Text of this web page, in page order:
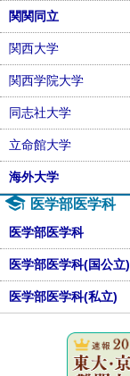
関関同立
関西大学
関西学院大学
同志社大学
立命館大学
海外大学
医学部医学科
医学部医学科
医学部医学科(国公立)
医学部医学科(私立)